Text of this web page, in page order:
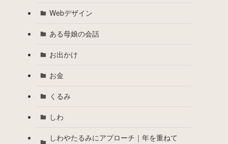
Webデザイン
ある母娘の会話
お出かけ
お金
くるみ
しわ
しわやたるみにアプローチ｜年を重ねて